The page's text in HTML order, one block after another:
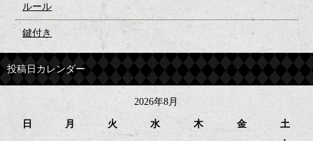
ルール
鍵付き
投稿日カレンダー
2026年8月
日 月 火 水 木 金
土